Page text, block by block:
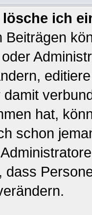
ich
Beiträgen
hat,
schon
dass